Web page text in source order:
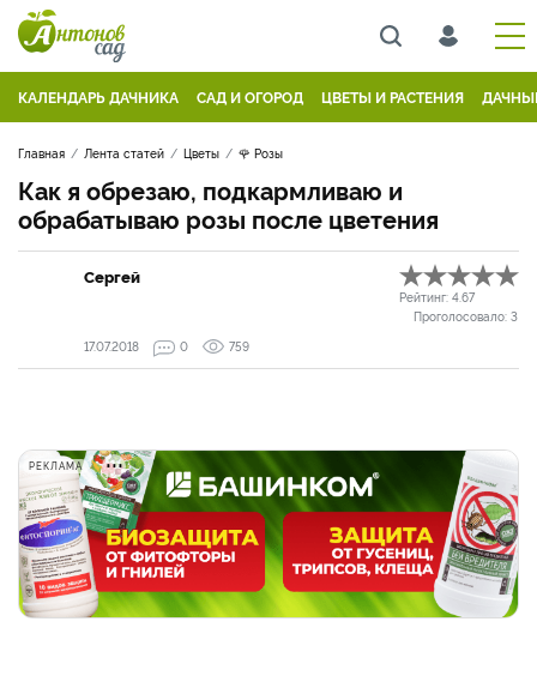
КАЛЕНДАРЬ ДАЧНИКА САД И ОГОРОД ЦВЕТЫ И РАСТЕНИЯ
Главная Лента статей Цветы 🌹 Розы
Как я обрезаю, подкармливаю и
обрабатываю розы после цветения
Сергей
Рейтинг: 4.67
Проголосовало: 3
17.07.2018
0 759
РЕКЛАМА